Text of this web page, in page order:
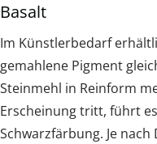
Basalt
Im Künstlerbedarf
gemahlene Pigment
Steinmehl in Reinform
Erscheinung tritt, führt
Schwarzfärbung. Je